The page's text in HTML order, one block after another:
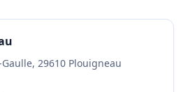
29610 Plouigneau